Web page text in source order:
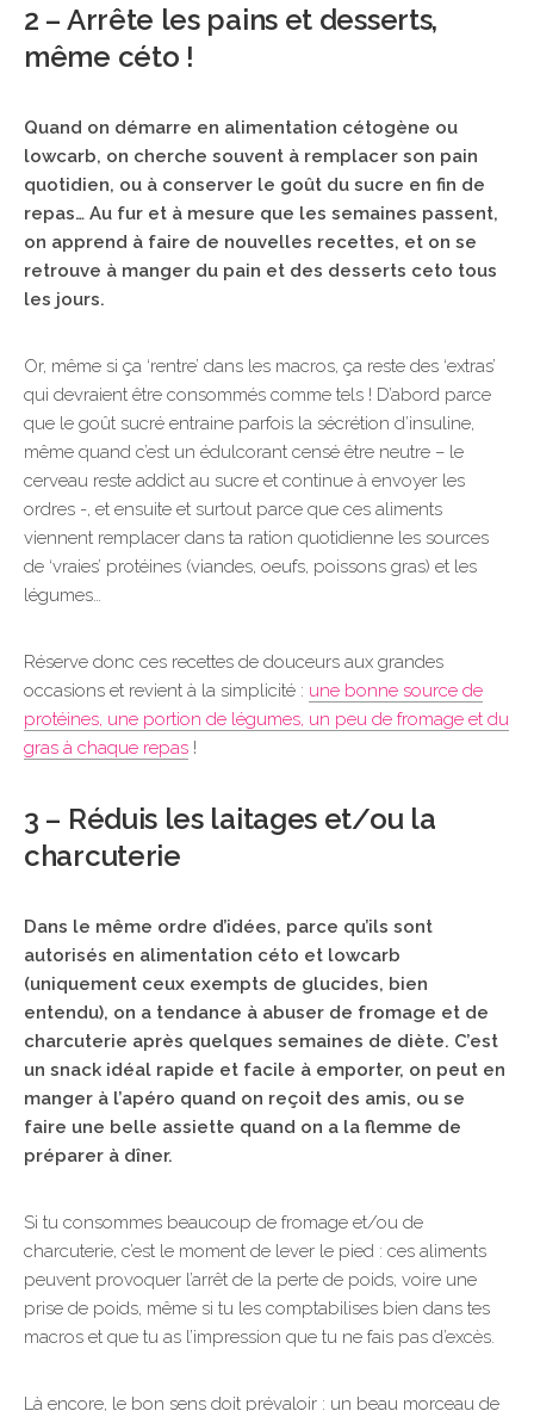
2 – Arrête les pains et desserts,
même céto !
Quand on démarre en alimentation cétogène ou
lowcarb, on cherche souvent à remplacer son pain
quotidien, ou à conserver le goût du sucre en fin de
repas… Au fur et à mesure que les semaines passent,
on apprend à faire de nouvelles recettes, et on se
retrouve à manger du pain et des desserts ceto tous
les jours.
Or, même si ça ‘rentre’ dans les macros, ça reste des ‘extras’
qui devraient être consommés comme tels ! D’abord parce
que le goût sucré entraine parfois la sécrétion d’insuline,
même quand c’est un édulcorant censé être neutre – le
cerveau reste addict au sucre et continue à envoyer les
ordres -, et ensuite et surtout parce que ces aliments
viennent remplacer dans ta ration quotidienne les sources
de ‘vraies’ protéines (viandes, oeufs, poissons gras) et les
légumes…
Réserve donc ces recettes de douceurs aux grandes
occasions et revient à la simplicité : une bonne source de
protéines, une portion de légumes, un peu de fromage et du
gras à chaque repas !
3 – Réduis les laitages et/ou la
charcuterie
Dans le même ordre d’idées, parce qu’ils sont
autorisés en alimentation céto et lowcarb
(uniquement ceux exempts de glucides, bien
entendu), on a tendance à abuser de fromage et de
charcuterie après quelques semaines de diète. C’est
un snack idéal rapide et facile à emporter, on peut en
manger à l’apéro quand on reçoit des amis, ou se
faire une belle assiette quand on a la flemme de
préparer à dîner.
Si tu consommes beaucoup de fromage et/ou de
charcuterie, c’est le moment de lever le pied : ces aliments
peuvent provoquer l’arrêt de la perte de poids, voire une
prise de poids, même si tu les comptabilises bien dans tes
macros et que tu as l’impression que tu ne fais pas d’excès.
Là encore, le bon sens doit prévaloir : un beau morceau de